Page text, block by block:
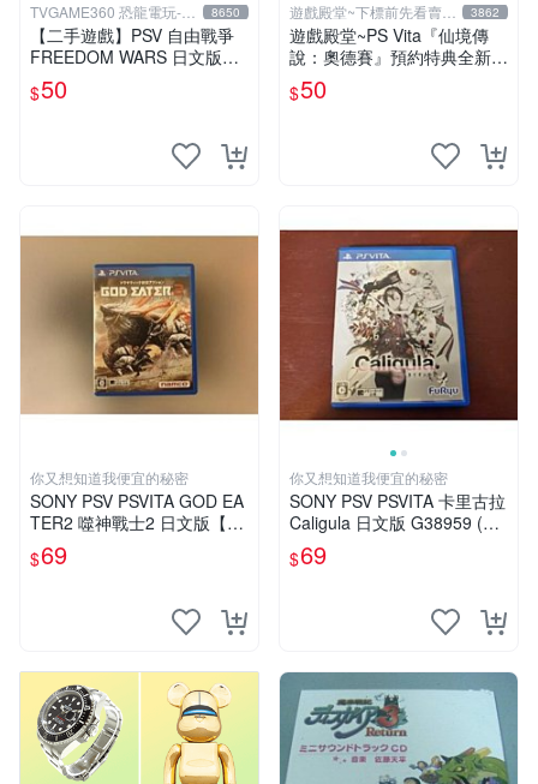
TVGAME360 恐龍電玩-台
中店
8650
【二手遊戲】PSV 自由戰爭
FREEDOM WARS 日文版
【台中恐龍電玩】
$50
遊戲殿堂~下標前先看賣場
關於我
3862
遊戲殿堂~PS Vita『仙境傳
說：奧德賽』預約特典全新未
使用(不含遊戲片喔)
$50
你又想知道我便宜的秘密
SONY PSV PSVITA GOD EA
TER2 噬神戰士2 日文版【下
標前請先詢問】G14459
$69
你又想知道我便宜的秘密
SONY PSV PSVITA 卡里古拉
Caligula 日文版 G38959 (下
標前請先詢問)
$69